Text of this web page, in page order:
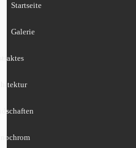
Startseite
Galerie